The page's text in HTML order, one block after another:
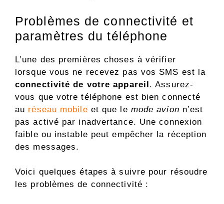
Problèmes de connectivité et
paramètres du téléphone
L’une des premières choses à vérifier
lorsque vous ne recevez pas vos SMS est la
connectivité de votre appareil. Assurez-
vous que votre téléphone est bien connecté
au réseau mobile et que le mode avion n’est
pas activé par inadvertance. Une connexion
faible ou instable peut empêcher la réception
des messages.
Voici quelques étapes à suivre pour résoudre
les problèmes de connectivité :